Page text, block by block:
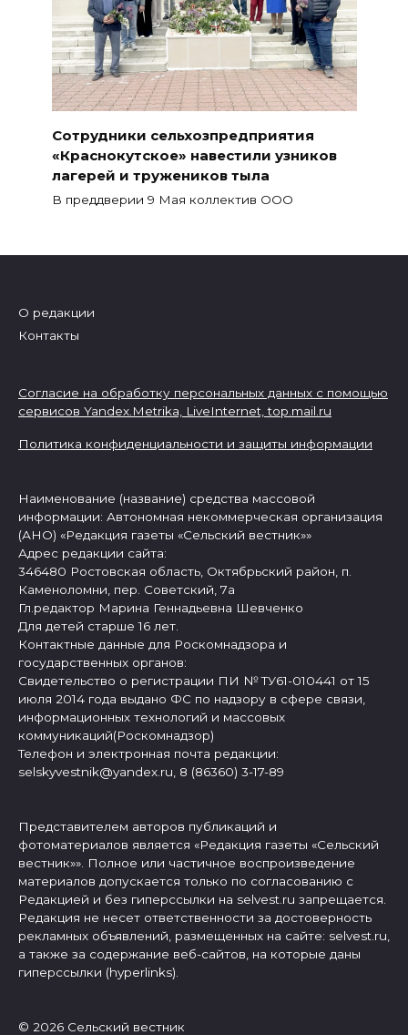
Сотрудники сельхозпредприятия
«Краснокутское» навестили узников
лагерей и тружеников тыла
В преддверии 9 Мая коллектив ООО
О редакции
Контакты
Согласие на обработку персональных данных с помощью
сервисов Yandex.Metrika, LiveInternet,top.mail.ru
Политика конфиденциальности и защиты информации
Наименование (название) средства массовой
информации: Автономная некоммерческая организация
(АНО) «Редакция газеты «Сельский вестник»»
Адрес редакции сайта:
346480 Ростовская область, Октябрьский район, п.
Каменоломни, пер. Советский, 7а
Гл.редактор Марина Геннадьевна Шевченко
Для детей старше 16 лет.
Контактные данные для Роскомнадзора и
государственных органов:
Свидетельство о регистрации ПИ № ТУ61-010441 от 15
июля 2014 года выдано ФС по надзору в сфере связи,
информационных технологий и массовых
коммуникаций(Роскомнадзор)
Телефон и электронная почта редакции:
selskyvestnik@yandex.ru, 8 (86360) 3-17-89
Представителем авторов публикаций и
фотоматериалов является «Редакция газеты «Сельский
вестник»». Полное или частичное воспроизведение
материалов допускается только по согласованию с
Редакцией и без гиперссылки на selvest.ru запрещается.
Редакция не несет ответственности за достоверность
рекламных объявлений, размещенных на сайте: selvest.ru,
а также за содержание веб-сайтов, на которые даны
гиперссылки (hyperlinks).
© 2026 Сельский вестник